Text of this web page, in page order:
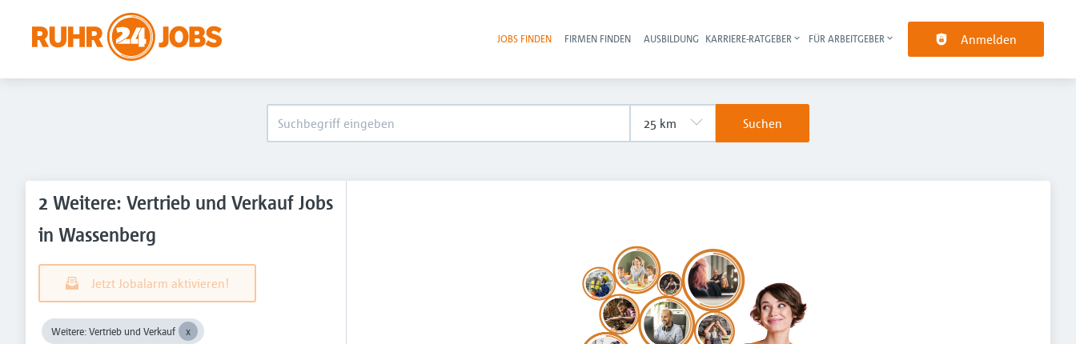
Haupt-Navigation
JOBS FINDEN FIRMEN FINDEN AUSBILDUNG KARRIERE-RATGEBER FÜR ARBEITGEBER Anmelden
Suchen
2 Weitere: Vertrieb und Verkauf Jobs
in Wassenberg
Jetzt Jobalarm aktivieren!
Weitere: Vertrieb und Verkauf